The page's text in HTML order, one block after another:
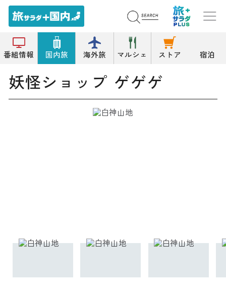
番組情報 国内旅 海外旅 マルシェ ストア 宿泊
トップ 妖怪ショップ ゲゲゲ
妖怪ショップ ゲゲゲ